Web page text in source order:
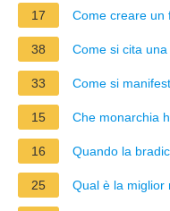
17 Come creare un
38 Come si cita
33 Come si
15 Che monarchia
16 Quando la
25 Qual è la miglior